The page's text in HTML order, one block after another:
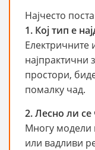
Најчесто
1. Кој тип е
Електричните
најпрактични
простори,
помалку чад.
2. Лесно ли се
Многу модели
или вадливи